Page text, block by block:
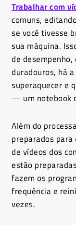
Trabalhar com
comuns,
se você tivesse
sua máquina.
de
duradouros, há
superaquecer e
— um notebook
Além do
preparados
de vídeos dos
estão
fazem os
frequência e
vezes.